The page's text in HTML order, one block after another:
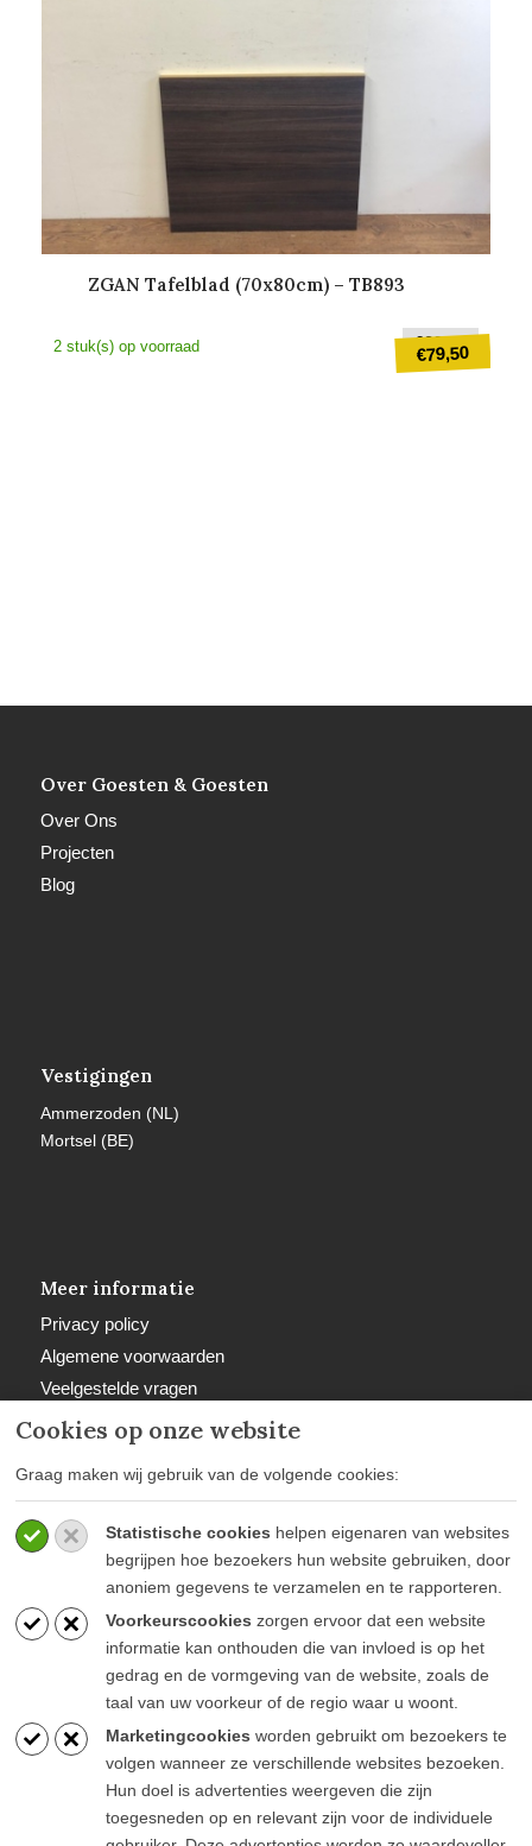
Cookies op onze website
Graag maken wij gebruik van de volgende cookies:
Statistische cookies helpen eigenaren van websites
begrijpen hoe bezoekers hun website gebruiken, door
anoniem gegevens te verzamelen en te rapporteren.
Voorkeurscookies zorgen ervoor dat een website
informatie kan onthouden die van invloed is op het
gedrag en de vormgeving van de website, zoals de
taal van uw voorkeur of de regio waar u woont.
Marketingcookies worden gebruikt om bezoekers te
volgen wanneer ze verschillende websites bezoeken.
Hun doel is advertenties weergeven die zijn
toegesneden op en relevant zijn voor de individuele
ZGAN Tafelblad (70x80cm) – TB893
€89,50
prijs
€79,50
2 stuk(s) op voorraad
Over Goesten & Goesten
Over Ons
Projecten
Blog
Vestigingen
Ammerzoden (NL)
Mortsel (BE)
Meer informatie
Privacy policy
Algemene voorwaarden
Veelgestelde vragen
Retourbeleid
Betaalwijzen
Blijf op de hoogte